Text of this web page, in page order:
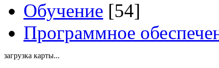
Обучение [54]
Программное
загрузка карты...